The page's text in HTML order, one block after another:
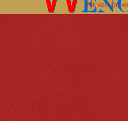
Ver versión